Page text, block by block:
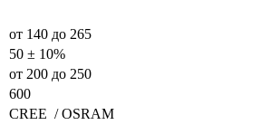
от 140 до 265
50 ± 10%
от 200 до 250
600
CREE / OSRAM